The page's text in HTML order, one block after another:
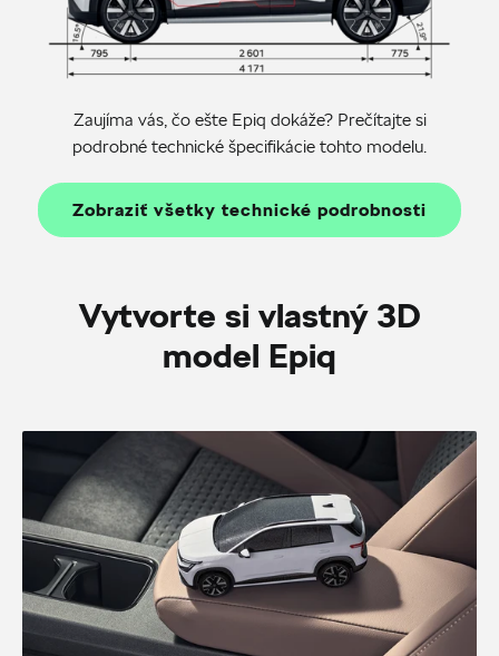
Zaujíma vás, čo ešte Epiq dokáže? Prečítajte si
podrobné technické špecifikácie tohto modelu.
Zobraziť všetky technické podrobnosti
Vytvorte si vlastný 3D
model Epiq